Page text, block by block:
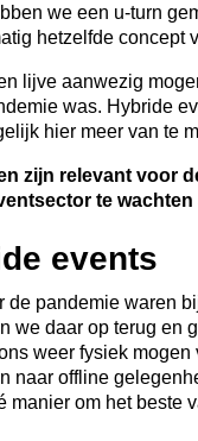
we een u-turn
hetzelfde concept
lijve aanwezig
was. Hybride
hier meer van te
zijn relevant voor
te wachten
events
de pandemie waren
we daar op terug en
weer fysiek
naar offline
manier om het beste